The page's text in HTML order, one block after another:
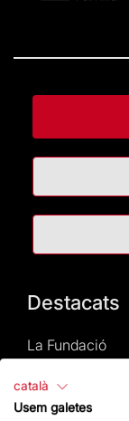
Destacats
La Fundació
Preguntes
català
Usem galetes